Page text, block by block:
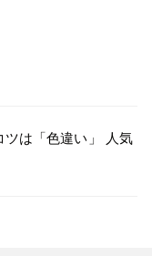
は「色違い」 人気